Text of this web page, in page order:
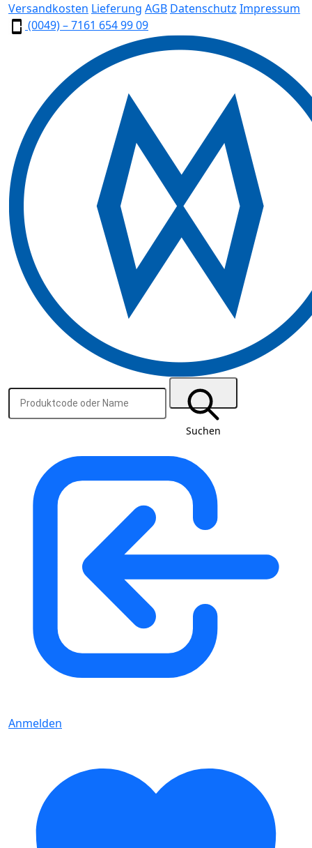
Versandkosten Lieferung AGB Datenschutz Impressum
(0049) – 7161 654 99 09
Suchen
Anmelden